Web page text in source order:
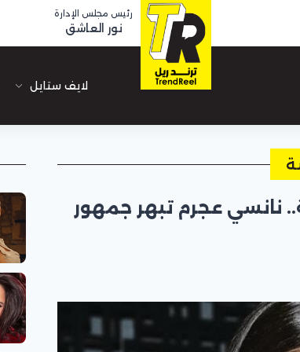
رئيس مجلس الإدارة
نور العاشق
لايف ستايل
نانسي عجرم تبهر جمهور